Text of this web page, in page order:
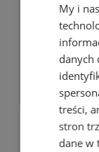
My i
danych
treści,
stron
dane w